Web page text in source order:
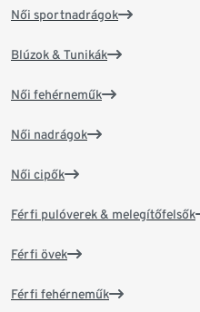
Női sportnadrágok
Blúzok & Tunikák
Női fehérneműk
Női nadrágok
Női cipők
Férfi pulóverek & melegítőfelsők
Férfi övek
Férfi fehérneműk